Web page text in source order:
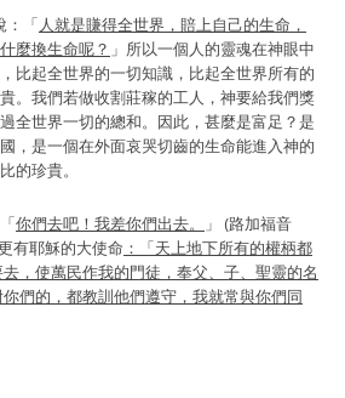
：「人就是賺得全世界，賠上自己的生命，
麼換生命呢？ 」所以一個人的靈魂在神眼中
比起全世界的一切知識，比起全世界所有的
。我們若做收割莊稼的工人，神要給我們獎
全世界一切的總和。因此，甚麼是富足？是
，是一個在外面哀哭切齒的生命能進入神的
的珍貴。
你們去吧！我差你們出去。
」 (路加福音
有耶穌的大使命 ：「天上地下所有的權柄都
，使萬民作我的門徒，奉父、子、聖靈的名
們的，都教訓他們遵守，我就常與你們同